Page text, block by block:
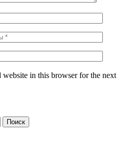
website in this browser for the next